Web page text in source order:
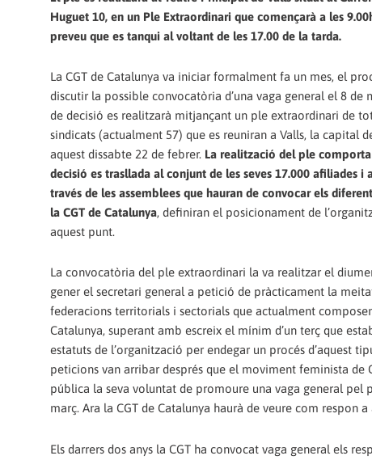
Huguet 10, en un Ple Extraordinari que començarà a les
preveu que es tanqui al voltant de les 17.00 de la tarda.
La CGT de Catalunya va iniciar formalment fa un mes, el
discutir la possible convocatòria d’una vaga general el 8 de
de decisió es realitzarà mitjançant un ple extraordinari de
sindicats (actualment 57) que es reuniran a Valls, la capital
aquest dissabte 22 de febrer. La realització del ple
decisió es trasllada al conjunt de les seves 17.000 afiliades i
través de les assemblees que hauran de convocar els
la CGT de Catalunya, definiran el posicionament de
aquest punt.
La convocatòria del ple extraordinari la va realitzar el
gener el secretari general a petició de pràcticament la
federacions territorials i sectorials que actualment
Catalunya, superant amb escreix el mínim d’un terç que
estatuts de l’organització per endegar un procés d’aquest
peticions van arribar després que el moviment feminista de
pública la seva voluntat de promoure una vaga general pel
març. Ara la CGT de Catalunya haurà de veure com respon
Els darrers dos anys la CGT ha convocat vaga general els